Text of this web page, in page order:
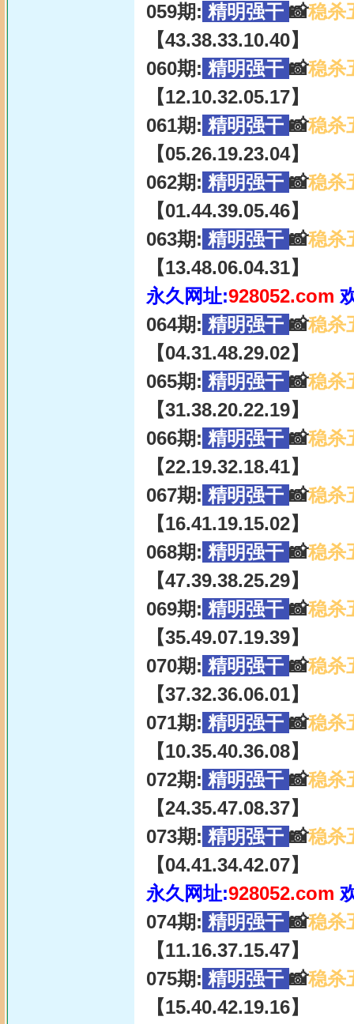
059期: 精明强干 📸稳杀
【43.38.33.10.40】
060期: 精明强干 📸稳杀
【12.10.32.05.17】
061期: 精明强干 📸稳杀
【05.26.19.23.04】
062期: 精明强干 📸稳杀
【01.44.39.05.46】
063期: 精明强干 📸稳杀
【13.48.06.04.31】
永久网址:928052.com
064期: 精明强干 📸稳杀
【04.31.48.29.02】
065期: 精明强干 📸稳杀
【31.38.20.22.19】
066期: 精明强干 📸稳杀
【22.19.32.18.41】
067期: 精明强干 📸稳杀
【16.41.19.15.02】
068期: 精明强干 📸稳杀
【47.39.38.25.29】
069期: 精明强干 📸稳杀
【35.49.07.19.39】
070期: 精明强干 📸稳杀
【37.32.36.06.01】
071期: 精明强干 📸稳杀
【10.35.40.36.08】
072期: 精明强干 📸稳杀
【24.35.47.08.37】
073期: 精明强干 📸稳杀
【04.41.34.42.07】
永久网址:928052.com
074期: 精明强干 📸稳杀
【11.16.37.15.47】
075期: 精明强干 📸稳杀
【15.40.42.19.16】